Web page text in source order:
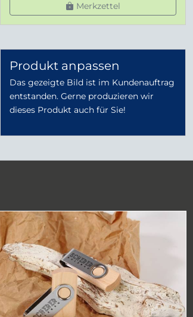
Merkzettel
Produkt anpassen
Das gezeigte Bild ist im Kundenauftrag
entstanden. Gerne produzieren wir
dieses Produkt auch für Sie!